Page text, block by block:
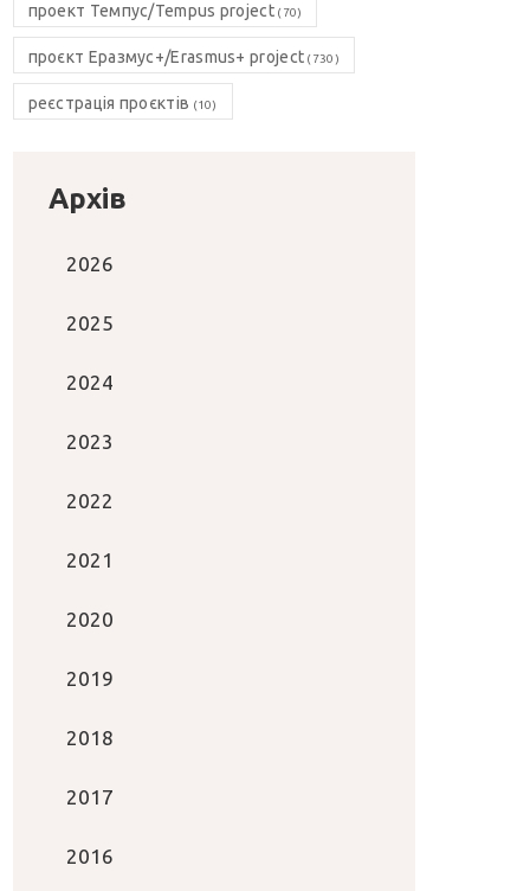
проект Темпус/Tempus project(70)
проєкт Еразмус+/Erasmus+ project (730)
реєстрація проєктів (10)
Архів
2026
2025
2024
2023
2022
2021
2020
2019
2018
2017
2016